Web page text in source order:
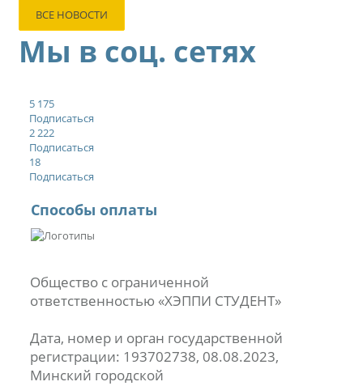
ВСЕ НОВОСТИ
Мы в соц. сетях
5 175
Подписаться
2 222
Подписаться
18
Подписаться
Способы оплаты
Общество с ограниченной
ответственностью «ХЭППИ СТУДЕНТ»
Дата, номер и орган государственной
регистрации: 193702738, 08.08.2023,
Минский городской